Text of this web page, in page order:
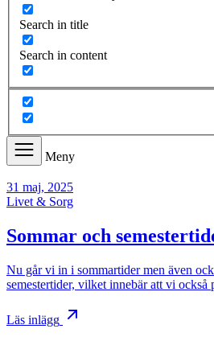
Search in title
Search in content
Meny
31 maj, 2025
Livet & Sorg
Sommar och
Nu går vi in i sommartider men även
semestertider, vilket innebär att vi
Läs inlägg